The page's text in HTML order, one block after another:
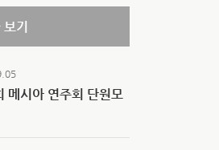
기
메시아 연주회 단원모